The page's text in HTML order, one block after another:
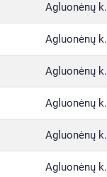
Agluonėnų k.
Agluonėnų k.
Agluonėnų k.
Agluonėnų k.
Agluonėnų k.
Agluonėnų k.